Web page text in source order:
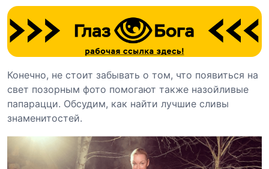
Конечно, не стоит забывать о том, что появиться на
свет позорным фото помогают также назойливые
папарацци. Обсудим, как найти лучшие сливы
знаменитостей.